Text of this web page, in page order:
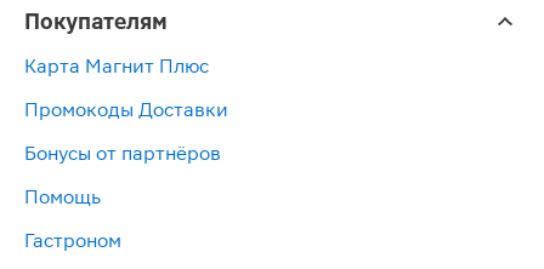
Покупателям
Карта Магнит Плюс
Промокоды Доставки
Бонусы от партнёров
Помощь
Гастроном